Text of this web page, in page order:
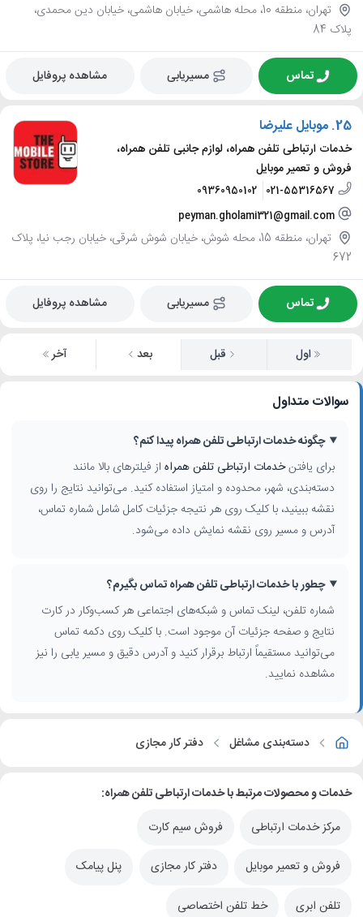
تهران، منطقه 10، محله هاشمی، خیابان هاشمی، خیابان دین محمدی،
پلاک 84
تماس مسیریابی مشاهده پروفایل
25. موبایل علیرضا
خدمات ارتباطی تلفن همراه، لوازم جانبی تلفن همراه،
فروش و تعمیر موبایل
021-55316567
09360950102
peyman.gholami321@gmail.com
تهران، منطقه 15، محله شوش، خیابان شوش شرقی، خیابان رجب نیا، پلاک
672
تماس مسیریابی مشاهده پروفایل
اول قبل بعد آخر
سوالات متداول
چگونه خدمات ارتباطی تلفن همراه پیدا کنم؟
برای یافتنخدمات ارتباطی تلفن همراه از فیلترهای بالا مانند
دسته‌بندی، شهر، محدوده و امتیاز استفاده کنید. می‌توانید نتایج را روی
نقشه ببینید، با کلیک روی هر نتیجه جزئیات کامل شامل شماره تماس،
آدرس و مسیر روی نقشه نمایش داده می‌شود.
چطور با خدمات ارتباطی تلفن همراه تماس بگیرم؟
شماره تلفن، لینک تماس و شبکه‌های اجتماعی هر کسب‌وکار در کارت
نتایج و صفحه جزئیات آن موجود است. با کلیک روی دکمه تماس
می‌توانید مستقیماً ارتباط برقرار کنید و آدرس دقیق و مسیر یابی را نیز
مشاهده نمایید.
دسته‌بندی مشاغل دفتر کار مجازی
خدمات و محصولات مرتبط با خدمات ارتباطی تلفن همراه:
مرکز خدمات ارتباطی
فروش سیم کارت
فروش و تعمیر موبایل دفتر کار مجازی پنل پیامک
تلفن ابری خط تلفن اختصاصی